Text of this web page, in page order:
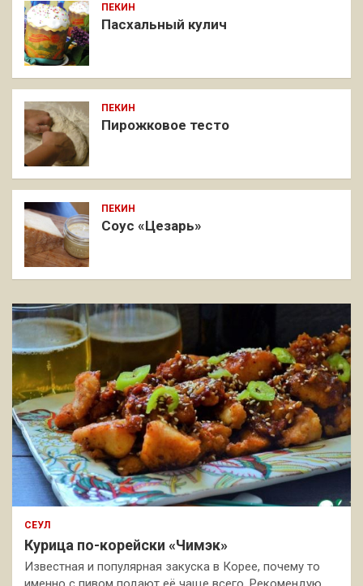
ПЕКИН
Пасхальный кулич
ПЕКИН
Пирожковое тесто
ПЕКИН
Соус «Цезарь»
СЕУЛ
Курица по-корейски «Чимэк»
Известная и популярная закуска в Корее, почему то